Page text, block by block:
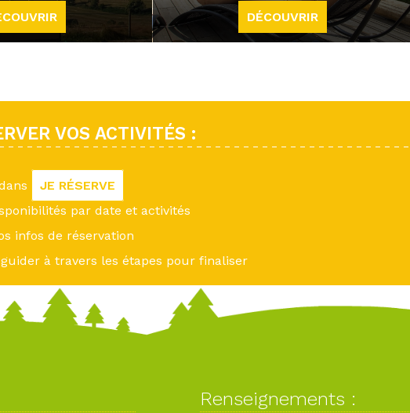
DÉCOUVRIR
VOS ACTIVITÉS :
JE RÉSERVE
par date et activités
infos de réservation
à travers les étapes pour finaliser
Renseignements :